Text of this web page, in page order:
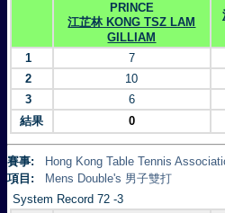
PRINCE
江芷林 KONG TSZ LAM
GILLIAM
1 7
2
10
3
6
結果
0
賽事:
Hong Kong Table Tennis
項目:
Mens Double's 男子雙打
System Record 72 -3